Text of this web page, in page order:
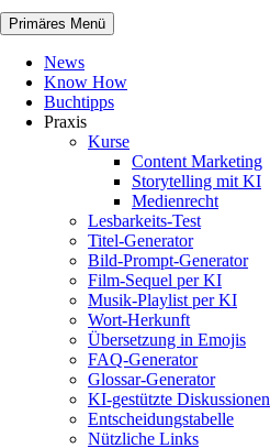
netknowhow
Primäres Menü
News
Know How
Buchtipps
Praxis
Kurse
Content Marketing
Storytelling mit KI
Medienrecht
Lesbarkeits-Test
Titel-Generator
Bild-Prompt-Generator
Film-Sequel per KI
Musik-Playlist per KI
Wort-Herkunft
Übersetzung in Emojis
FAQ-Generator
Glossar-Generator
KI-gestützte Diskussionen
Entscheidungstabelle
Nützliche Links